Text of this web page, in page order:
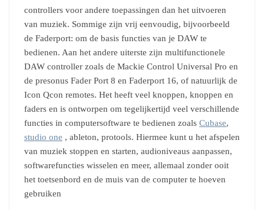
controllers voor andere toepassingen dan het uitvoeren
van muziek. Sommige zijn vrij eenvoudig, bijvoorbeeld
de Faderport: om de basis functies van je DAW te
bedienen. Aan het andere uiterste zijn multifunctionele
DAW controller zoals de Mackie Control Universal Pro en
de presonus Fader Port 8 en Faderport 16, of natuurlijk de
Icon Qcon remotes. Het heeft veel knoppen, knoppen en
faders en is ontworpen om tegelijkertijd veel verschillende
functies in computersoftware te bedienen zoals Cubase,
studio one , ableton, protools. Hiermee kunt u het afspelen
van muziek stoppen en starten, audioniveaus aanpassen,
softwarefuncties wisselen en meer, allemaal zonder ooit
het toetsenbord en de muis van de computer te hoeven
gebruiken